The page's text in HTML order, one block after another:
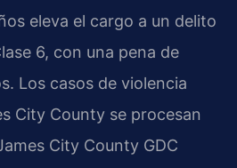
eleva el cargo a un delito
6, con una pena de
Los casos de violencia
City County se procesan
City County GDC